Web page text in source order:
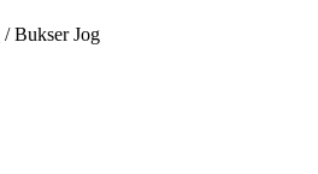
/ Bukser Jog